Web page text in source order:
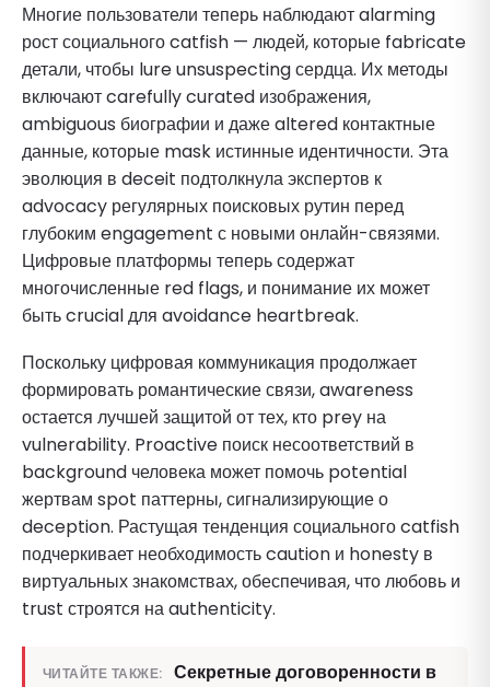
Многие пользователи теперь наблюдают alarming
рост социального catfish — людей, которые fabricate
детали, чтобы lure unsuspecting сердца. Их методы
включают carefully curated изображения,
ambiguous биографии и даже altered контактные
данные, которые mask истинные идентичности. Эта
эволюция в deceit подтолкнула экспертов к
advocacy регулярных поисковых рутин перед
глубоким engagement с новыми онлайн-связями.
Цифровые платформы теперь содержат
многочисленные red flags, и понимание их может
быть crucial для avoidance heartbreak.
Поскольку цифровая коммуникация продолжает
формировать романтические связи, awareness
остается лучшей защитой от тех, кто prey на
vulnerability. Proactive поиск несоответствий в
background человека может помочь potential
жертвам spot паттерны, сигнализирующие о
deception. Растущая тенденция социального catfish
подчеркивает необходимость caution и honesty в
виртуальных знакомствах, обеспечивая, что любовь и
trust строятся на authenticity.
ЧИТАЙТЕ ТАКЖЕ:
Секретные договоренности в